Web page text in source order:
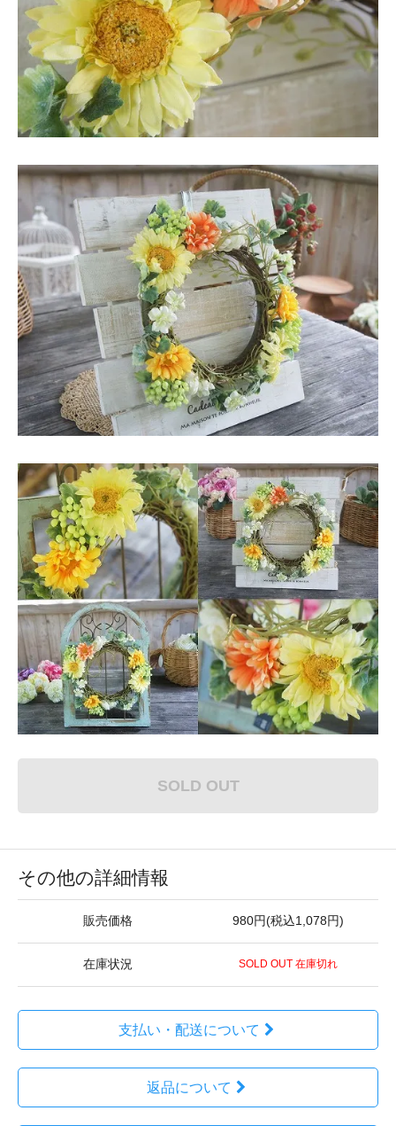
SOLD OUT
その他の詳細情報
販売価格 980円(税込1,078円)
在庫状況 SOLD OUT 在庫切れ
支払い・配送について
返品について